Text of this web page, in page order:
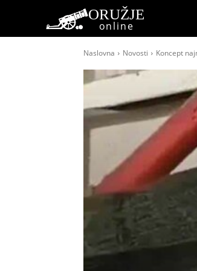
ORUŽJE
online
Naslovna Novosti Koncept